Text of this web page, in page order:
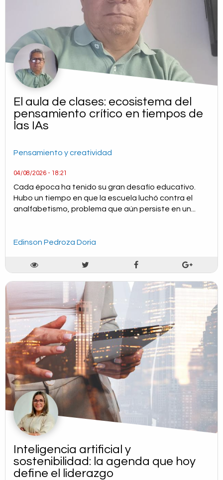
El aula de clases: ecosistema del
pensamiento crítico en tiempos de
las IAs
Pensamiento y creatividad
04/08/2026 - 18:21
Cada época ha tenido su gran desafío educativo.
Hubo un tiempo en que la escuela luchó contra el
analfabetismo, problema que aún persiste en un...
Edinson Pedroza Doria
Inteligencia artificial y
sostenibilidad: la agenda que hoy
define el liderazgo